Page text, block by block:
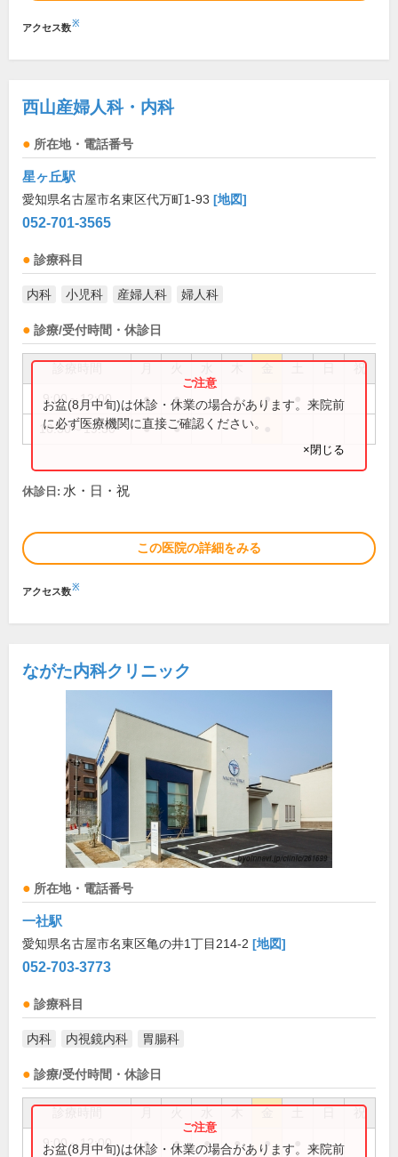
アクセス数※
西山産婦人科・内科
所在地・電話番号
星ヶ丘駅
愛知県名古屋市名東区代万町1-93 [地図]
052-701-3565
診療科目
内科 小児科 産婦人科 婦人科
診療/受付時間・休診日
祝
9:00～12:00 ● ● ● ●
16:30～19:30 ● ●
お盆(8月中旬)は休診・休業の場合があります。来院前
に必ず医療機関に直接ご確認ください。
×閉じる
休診日: 水・日・祝
この医院の詳細をみる
アクセス数※
ながた内科クリニック
所在地・電話番号
一社駅
愛知県名古屋市名東区亀の井1丁目214-2 [地図]
052-703-3773
診療科目
内科 内視鏡内科 胃腸科
診療/受付時間・休診日
祝
9:00～12:00 ● ● ● ● ●
お盆(8月中旬)は休診・休業の場合があります。来院前